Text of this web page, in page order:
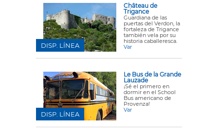
Château de
Trigance
Guardiana de las
puertas del Verdon, la
fortaleza de Trigance
también vela por su
historia caballeresca.
Var
DISP. LÍNEA
Le Bus de la Grande
Lauzade
¡Sé el primero en
dormir en el School
Bus americano de
Provenza!
Var
DISP. LÍNEA